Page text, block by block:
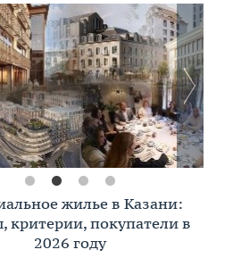
жилье в Казани:
критерии, покупатели в
2026 году